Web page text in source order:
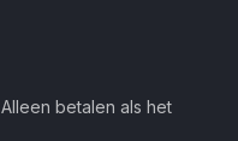
betalen als het